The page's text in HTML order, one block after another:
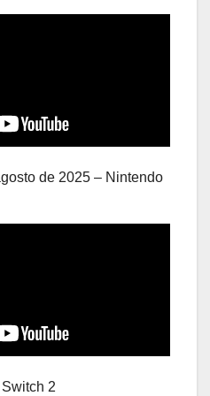
de 2025 – Nintendo
Switch 2